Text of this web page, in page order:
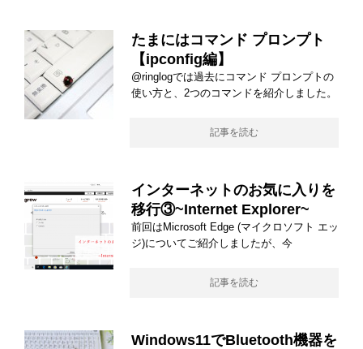
たまにはコマンド プロンプト
【ipconfig編】
@ringlogでは過去にコマンド プロンプトの
使い方と、2つのコマンドを紹介しました。
記事を読む
インターネットのお気に入りを
移行③~Internet Explorer~
前回はMicrosoft Edge (マイクロソフト エッ
ジ)についてご紹介しましたが、今
記事を読む
Windows11でBluetooth機器を